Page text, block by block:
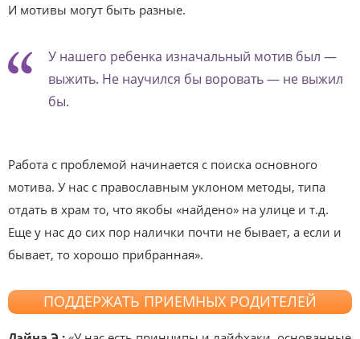
И мотивы могут быть разные.
У нашего ребенка изначальный мотив был —
выжить. Не научился бы воровать — не выжил
бы.
Работа с проблемой начинается с поиска основного
мотива. У нас с православным уклоном методы, типа
отдать в храм то, что якобы «найдено» на улице и т.д.
Еще у нас до сих пор налички почти не бывает, а если и
бывает, то хорошо прибранная».
ПОДДЕРЖАТЬ ПРИЕМНЫХ РОДИТЕЛЕЙ